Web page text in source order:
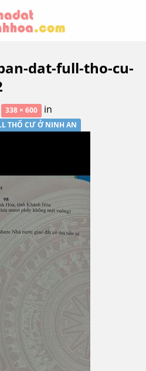
dat-full-tho-cu-
338 × 600 in
THỔ CƯ Ở NINH AN